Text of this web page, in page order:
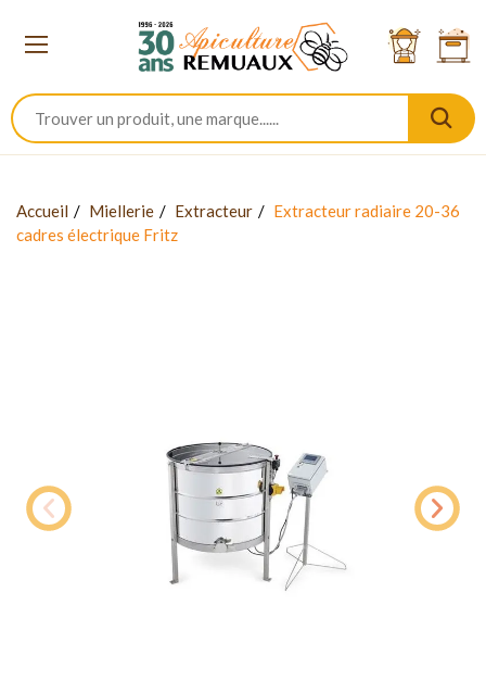
Accueil Miellerie Extracteur
Extracteur radiaire 20-36
cadres électrique Fritz